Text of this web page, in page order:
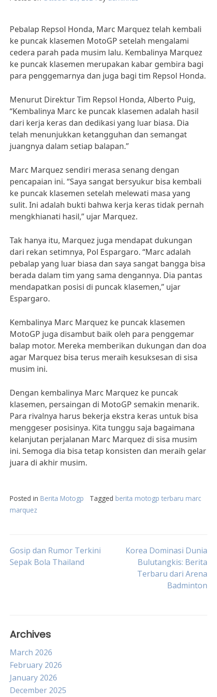
Pebalap Repsol Honda, Marc Marquez telah kembali
ke puncak klasemen MotoGP setelah mengalami
cedera parah pada musim lalu. Kembalinya Marquez
ke puncak klasemen merupakan kabar gembira bagi
para penggemarnya dan juga bagi tim Repsol Honda.
Menurut Direktur Tim Repsol Honda, Alberto Puig,
“Kembalinya Marc ke puncak klasemen adalah hasil
dari kerja keras dan dedikasi yang luar biasa. Dia
telah menunjukkan ketangguhan dan semangat
juangnya dalam setiap balapan.”
Marc Marquez sendiri merasa senang dengan
pencapaian ini. “Saya sangat bersyukur bisa kembali
ke puncak klasemen setelah melewati masa yang
sulit. Ini adalah bukti bahwa kerja keras tidak pernah
mengkhianati hasil,” ujar Marquez.
Tak hanya itu, Marquez juga mendapat dukungan
dari rekan setimnya, Pol Espargaro. “Marc adalah
pebalap yang luar biasa dan saya sangat bangga bisa
berada dalam tim yang sama dengannya. Dia pantas
mendapatkan posisi di puncak klasemen,” ujar
Espargaro.
Kembalinya Marc Marquez ke puncak klasemen
MotoGP juga disambut baik oleh para penggemar
balap motor. Mereka memberikan dukungan dan doa
agar Marquez bisa terus meraih kesuksesan di sisa
musim ini.
Dengan kembalinya Marc Marquez ke puncak
klasemen, persaingan di MotoGP semakin menarik.
Para rivalnya harus bekerja ekstra keras untuk bisa
menggeser posisinya. Kita tunggu saja bagaimana
kelanjutan perjalanan Marc Marquez di sisa musim
ini. Semoga dia bisa tetap konsisten dan meraih gelar
juara di akhir musim.
Posted in Berita Motogp Tagged berita motogp terbaru marc
marquez
Post
Gosip dan Rumor Terkini
Sepak Bola Thailand
Korea Dominasi Dunia
Bulutangkis: Berita
Terbaru dari Arena
Badminton
Archives
March 2026
February 2026
January 2026
December 2025